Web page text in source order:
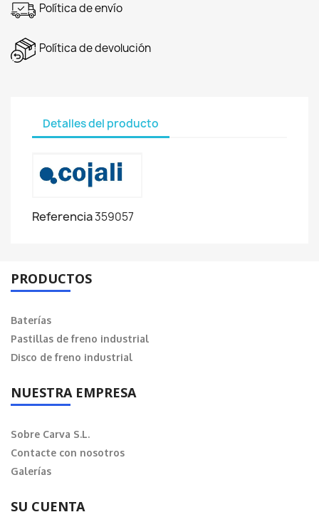
Política de envío
Política de devolución
Detalles del producto
Referencia359057
PRODUCTOS
Baterías
Pastillas de freno industrial
Disco de freno industrial
NUESTRA EMPRESA
Sobre Carva S.L.
Contacte con nosotros
Galerías
SU CUENTA